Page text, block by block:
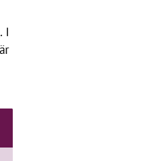
. I